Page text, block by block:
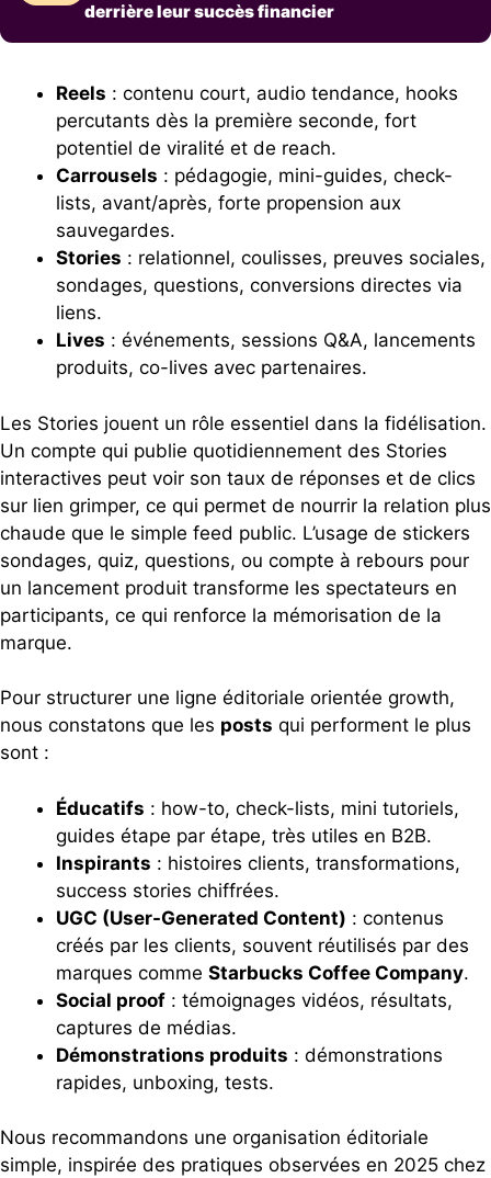
derrière leur succès financier
Reels : contenu court, audio tendance, hooks
percutants dès la première seconde, fort
potentiel de viralité et de reach.
Carrousels : pédagogie, mini-guides, check-
lists, avant/après, forte propension aux
sauvegardes.
Stories : relationnel, coulisses, preuves sociales,
sondages, questions, conversions directes via
liens.
Lives : événements, sessions Q&A, lancements
produits, co-lives avec partenaires.
Les Stories jouent un rôle essentiel dans la fidélisation.
Un compte qui publie quotidiennement des Stories
interactives peut voir son taux de réponses et de clics
sur lien grimper, ce qui permet de nourrir la relation plus
chaude que le simple feed public. L’usage de stickers
sondages, quiz, questions, ou compte à rebours pour
un lancement produit transforme les spectateurs en
participants, ce qui renforce la mémorisation de la
marque.
Pour structurer une ligne éditoriale orientée growth,
nous constatons que les posts qui performent le plus
sont :
Éducatifs : how-to, check-lists, mini tutoriels,
guides étape par étape, très utiles en B2B.
Inspirants : histoires clients, transformations,
success stories chiffrées.
UGC (User-Generated Content) : contenus
créés par les clients, souvent réutilisés par des
marques comme Starbucks Coffee Company.
Social proof : témoignages vidéos, résultats,
captures de médias.
Démonstrations produits : démonstrations
rapides, unboxing, tests.
Nous recommandons une organisation éditoriale
simple, inspirée des pratiques observées en 2025 chez